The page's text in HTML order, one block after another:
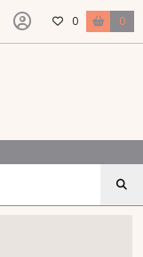
0 0